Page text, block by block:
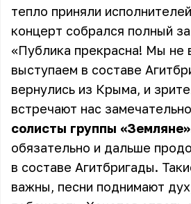
тепло приняли
концерт собрался полный
«Публика прекрасна! Мы не
выступаем в составе
вернулись из Крыма, и
встречают нас
солисты группы «Земляне»
обязательно и дальше
в составе Агитбригады.
важны, песни поднимают